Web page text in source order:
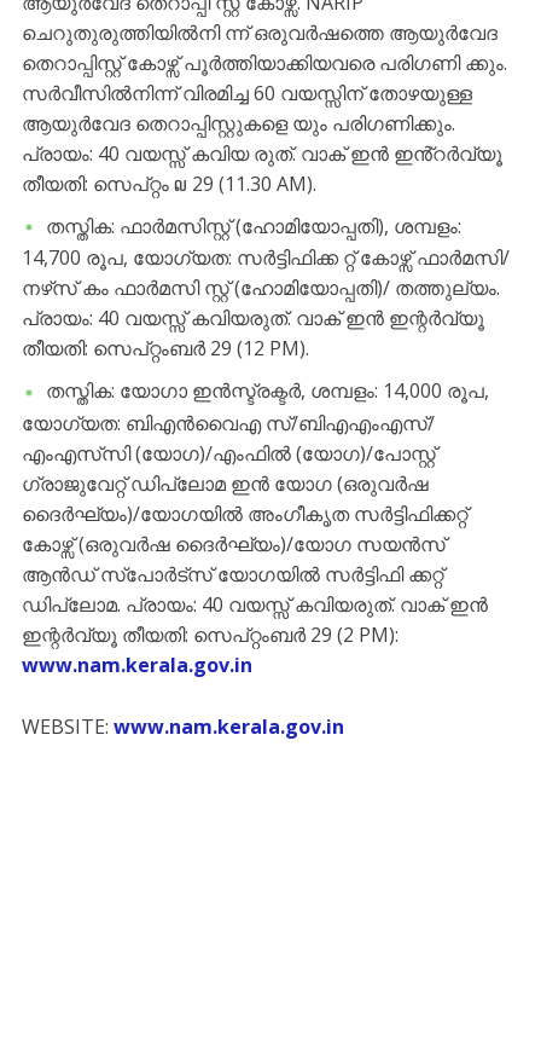
ചെറുതുരുത്തിയിൽനി ന്ന് ഒരുവർഷത്തെ ആയുർവേദ
തെറാപ്പിസ്റ്റ് കോഴ്സ് പൂർത്തിയാക്കിയവരെ പരിഗണി ക്കും.
സർവീസിൽനിന്ന് വിരമിച്ച 60 വയസ്സിന് തോഴയുള്ള
ആയുർവേദ തെറാപ്പിസ്റ്റുകളെ യും പരിഗണിക്കും.
പ്രായം: 40 വയസ്സ് കവിയ രുത്. വാക് ഇൻ ഇൻ്റർവ്യൂ
തീയതി: സെപ്റ്റം ໙ 29 (11.30 AM).
തസ്തിക: ഫാർമസിസ്റ്റ് (ഹോമിയോപ്പതി), ശമ്പളം:
14,700 രൂപ, യോഗ്യത: സർട്ടിഫിക്ക റ്റ് കോഴ്സ് ഫാർമസി/
നഴ്‌സ് കം ഫാർമസി സ്റ്റ് (ഹോമിയോപ്പതി)/ തത്തുല്യം.
പ്രായം: 40 വയസ്സ് കവിയരുത്. വാക് ഇൻ ഇന്റർവ്യൂ
തീയതി: സെപ്റ്റംബർ 29 (12 PM).
തസ്തിക: യോഗാ ഇൻസ്ട്രക്ടർ, ശമ്പളം: 14,000 രൂപ,
യോഗ്യത: ബിഎൻവൈഎ സ്/ബിഎഎംഎസ്/
എംഎസ്‌സി (യോഗ)/എംഫിൽ (യോഗ)/പോസ്റ്റ്
ഗ്രാജുവേറ്റ് ഡിപ്ലോമ ഇൻ യോഗ (ഒരുവർഷ
ദൈർഘ്യം)/യോഗയിൽ അംഗീകൃത സർട്ടിഫിക്കറ്റ്
കോഴ്സ് (ഒരുവർഷ ദൈർഘ്യം)/യോഗ സയൻസ്
ആൻഡ് സ്പോർട്‌സ് യോഗയിൽ സർട്ടിഫി ക്കറ്റ്
ഡിപ്ലോമ. പ്രായം: 40 വയസ്സ് കവിയരുത്. വാക് ഇൻ
ഇന്റർവ്യൂ തീയതി: സെപ്റ്റംബർ 29 (2 PM):
www.nam.kerala.gov.in
WEBSITE: www.nam.kerala.gov.in